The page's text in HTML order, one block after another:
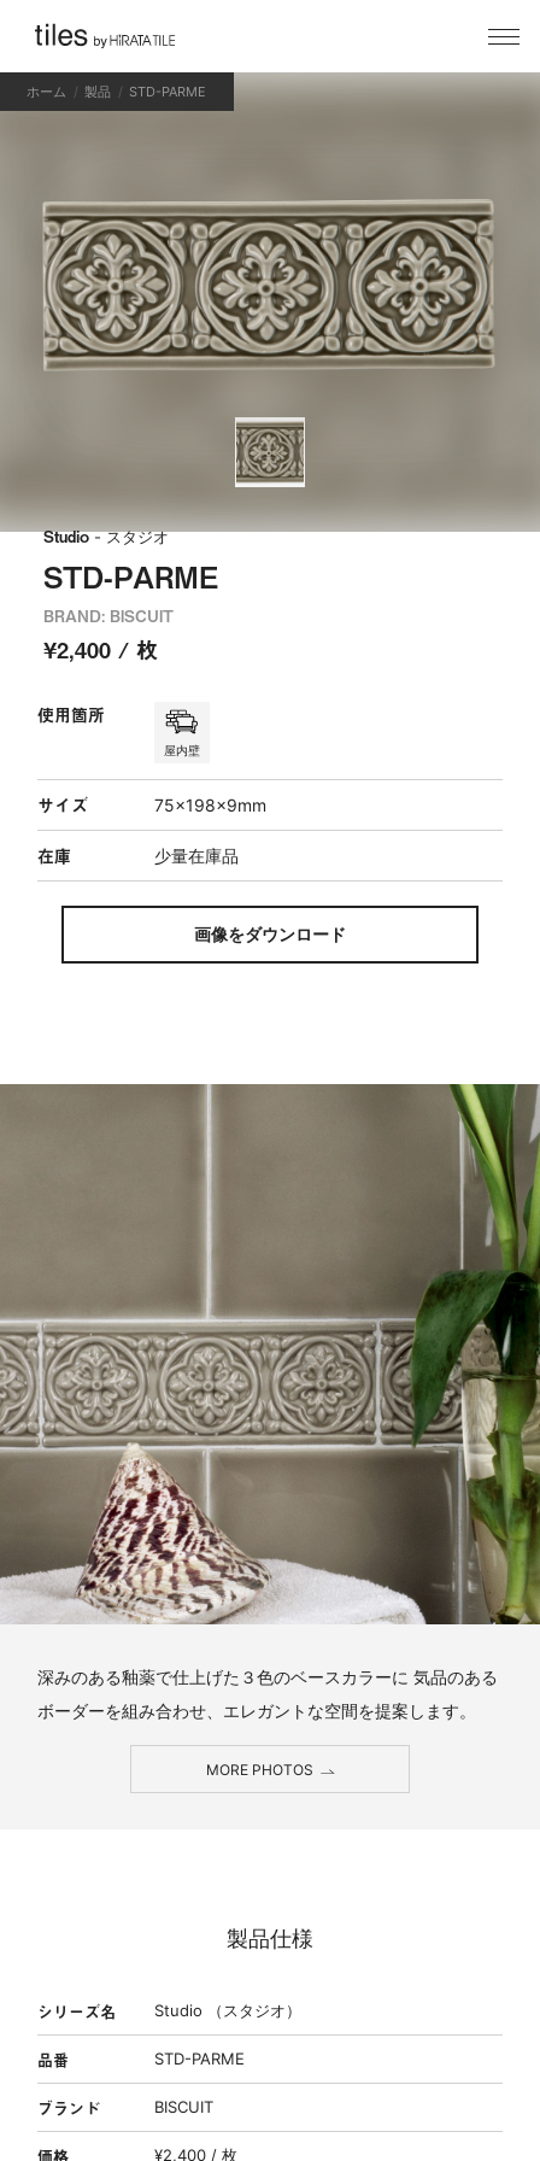
ホーム 製品 STD-PARME
Studio- スタジオ
STD-PARME
BRAND: BISCUIT
¥2,400 / 枚
使用箇所
屋内壁
サイズ 75×198×9mm
在庫 少量在庫品
画像をダウンロード
深みのある釉薬で仕上げた３色のベースカラーに 気品のある
ボーダーを組み合わせ、エレガントな空間を提案します。
MORE PHOTOS
製品仕様
シリーズ名 Studio （スタジオ）
品番 STD-PARME
ブランド BISCUIT
価格 ¥2,400 / 枚